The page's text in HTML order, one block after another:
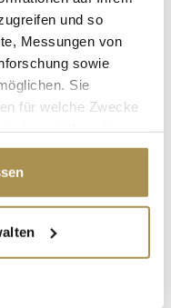
und so
Messungen von
sowie
Sie
für welche Zwecke
auf das Privacy
Lage
Meter genau sein